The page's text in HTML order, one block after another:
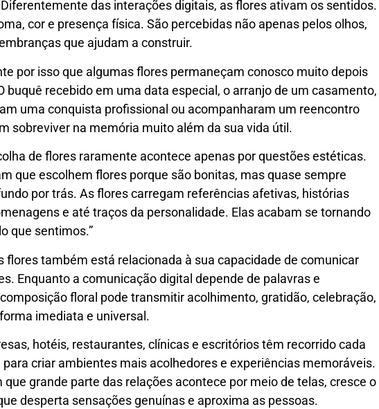
das interações digitais, as flores ativam os sentidos.
cor e presença física. São percebidas não apenas pelos olhos,
que ajudam a construir.
por isso que algumas flores permaneçam conosco muito depois
buquê recebido em uma data especial, o arranjo de um casamento,
uma conquista profissional ou acompanharam um reencontro
sobreviver na memória muito além da sua vida útil.
de flores raramente acontece apenas por questões estéticas.
que escolhem flores porque são bonitas, mas quase sempre
por trás. As flores carregam referências afetivas, histórias
e até traços da personalidade. Elas acabam se tornando
que sentimos.”
flores também está relacionada à sua capacidade de comunicar
Enquanto a comunicação digital depende de palavras e
floral pode transmitir acolhimento, gratidão, celebração,
imediata e universal.
hotéis, restaurantes, clínicas e escritórios têm recorrido cada
criar ambientes mais acolhedores e experiências memoráveis.
grande parte das relações acontece por meio de telas, cresce o
desperta sensações genuínas e aproxima as pessoas.